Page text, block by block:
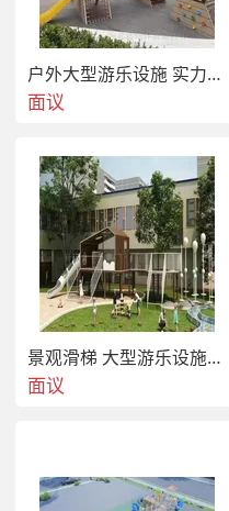
户外大型游乐设施 实力工厂
面议
景观滑梯 大型游乐设施定做厂家
面议